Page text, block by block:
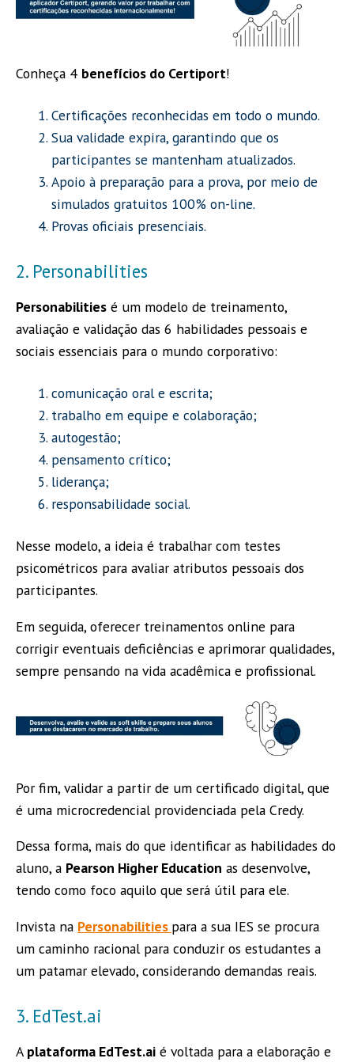
Conheça 4 benefícios do Certiport!
Certificações reconhecidas em todo o mundo.
Sua validade expira, garantindo que os
participantes se mantenham atualizados.
Apoio à preparação para a prova, por meio de
simulados gratuitos 100% on-line.
Provas oficiais presenciais.
2. Personabilities
Personabilities é um modelo de treinamento,
avaliação e validação das 6 habilidades pessoais e
sociais essenciais para o mundo corporativo:
comunicação oral e escrita;
trabalho em equipe e colaboração;
autogestão;
pensamento crítico;
liderança;
responsabilidade social.
Nesse modelo, a ideia é trabalhar com testes
psicométricos para avaliar atributos pessoais dos
participantes.
Em seguida, oferecer treinamentos online para
corrigir eventuais deficiências e aprimorar qualidades,
sempre pensando na vida acadêmica e profissional.
Por fim, validar a partir de um certificado digital, que
é uma microcredencial providenciada pela Credy.
Dessa forma, mais do que identificar as habilidades do
aluno, a Pearson Higher Education as desenvolve,
tendo como foco aquilo que será útil para ele.
Invista na Personabilities para a sua IES se procura
um caminho racional para conduzir os estudantes a
um patamar elevado, considerando demandas reais.
3. EdTest.ai
A plataforma EdTest.ai é voltada para a elaboração e